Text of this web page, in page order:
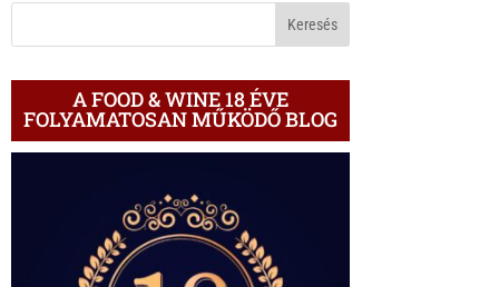
BLOGON
A FOOD & WINE 18 ÉVE
FOLYAMATOSAN MŰKÖDŐ BLOG